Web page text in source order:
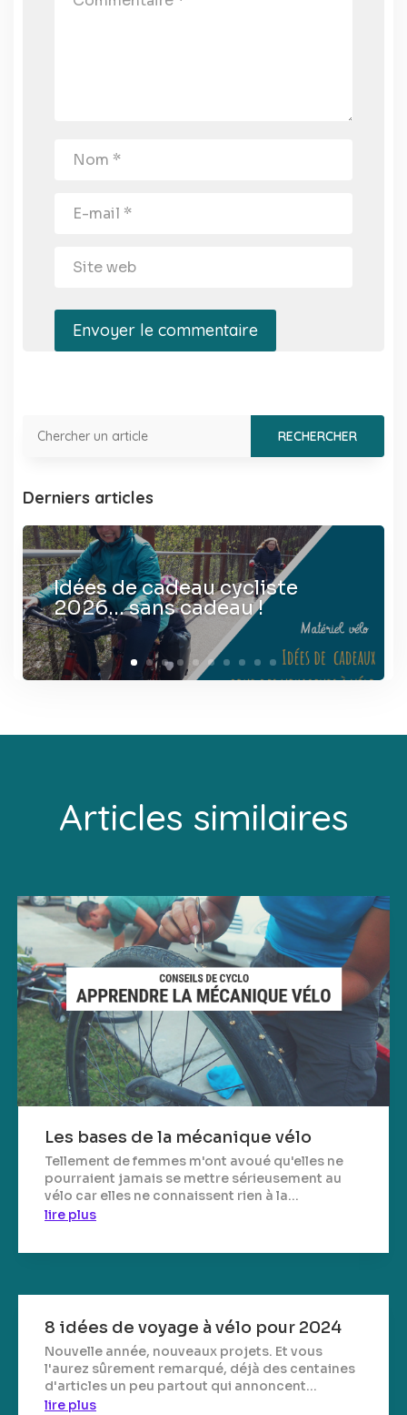
Envoyer le commentaire
Derniers articles
Idées de cadeau cycliste
2026… sans cadeau !
Articles similaires
Les bases de la mécanique vélo
Tellement de femmes m'ont avoué qu'elles ne
pourraient jamais se mettre sérieusement au
vélo car elles ne connaissent rien à la...
lire plus
8 idées de voyage à vélo pour 2024
Nouvelle année, nouveaux projets. Et vous
l'aurez sûrement remarqué, déjà des centaines
d'articles un peu partout qui annoncent...
lire plus